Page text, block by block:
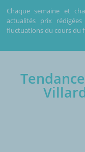
Chaque semaine et
actualités prix
fluctuations du cours du